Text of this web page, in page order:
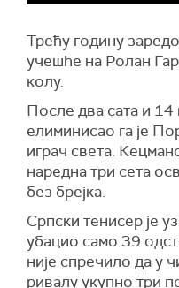
Трећу годину
учешће на Ролан
колу.
После два сата и 14
елиминисао га је
играч света.
наредна три сета
без брејка.
Српски тенисер је
убацио само 39
није спречило да у
ривалу укупно три